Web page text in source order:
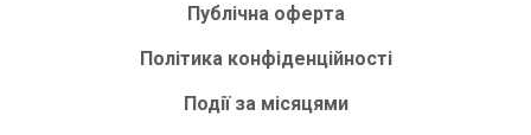
Публічна оферта
Політика конфіденційності
Події за місяцями